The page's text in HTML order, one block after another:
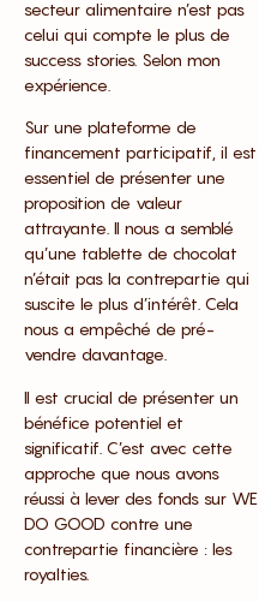
secteur alimentaire n’est pas
celui qui compte le plus de
success stories. Selon mon
expérience.
Sur une plateforme de
financement participatif, il est
essentiel de présenter une
proposition de valeur
attrayante. Il nous a semblé
qu’une tablette de chocolat
n’était pas la contrepartie qui
suscite le plus d’intérêt. Cela
nous a empêché de pré-
vendre davantage.
Il est crucial de présenter un
bénéfice potentiel et
significatif. C’est avec cette
approche que nous avons
réussi à lever des fonds sur WE
DO GOOD contre une
contrepartie financière : les
royalties.